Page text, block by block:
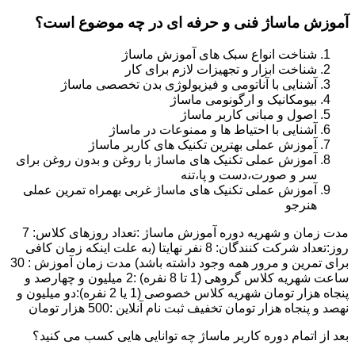
آموزش ماساژ فنی و حرفه ای در چه موضوع است؟
شناخت انواع سبک های آموزش ماساژ
شناخت ابزار و تجهیزات لازم برای کار
آشنایی با آناتومی و فیزیولوژی بدن تخصصی ماساژ
بیومکانیک و ارگونومی ماساژ
اصول و مبانی کاربر ماساژ
آشنایی با احتیاط ها و ممنوعات در ماساژ
آموزش عملی بهترین تکنیک های کاربر ماساژ
آموزش عملی تکنیک های ماساژ با روغن و بدون روغن برای
سر و صورت،دست و پا،تنه
آموزش عملی تکنیک های ماساژ غربی بهمراه تمرین عملی
هنرجو
مدت زمان و شهریه دوره آموزش ماساژ :تعداد روزهای کلاس: 7
روز:تعداد شرکت کنندگان: 8 نفر نهایتا (به علت اینکه زمان کافی
برای تمرین و مرور همه وجود داشته باشد) مدت زمان آموزش : 30
ساعت شهریه کلاس گروهی (1 تا 8 نفره) :2 میلیون و چهارصد و
پنجاه هزار تومان شهریه کلاس خصوصی (1 یا 2 نفره):دو میلیون و
نهصد و پنجاه هزار تومان تخفیف ثبت نام آنلاین :500 هزار تومان
بعد از اتمام دوره کاربر ماساژ چه توانایی هایی کسب می کنید؟